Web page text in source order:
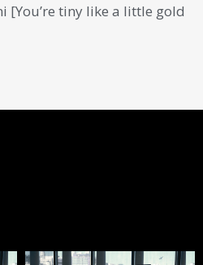
[You’re tiny like a little gold